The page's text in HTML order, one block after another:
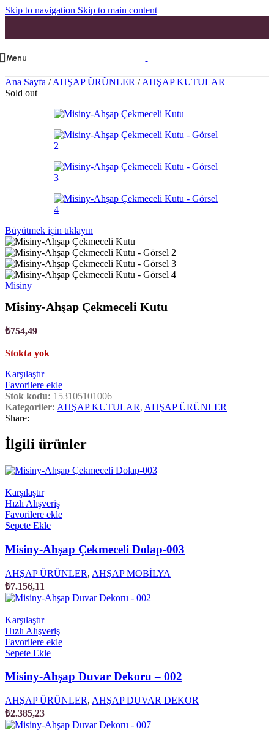
Skip to navigation Skip to main content
Menu
Ana Sayfa / AHŞAP ÜRÜNLER / AHŞAP KUTULAR
Sold out
Büyütmek için tıklayın
Misiny
Misiny-Ahşap Çekmeceli Kutu
₺754,49
Stokta yok
Karşılaştır
Favorilere ekle
Stok kodu: 153105101006
Kategoriler: AHŞAP KUTULAR, AHŞAP ÜRÜNLER
Share:
İlgili ürünler
Karşılaştır
Hızlı Alışveriş
Favorilere ekle
Sepete Ekle
Misiny-Ahşap Çekmeceli Dolap-003
AHŞAP ÜRÜNLER, AHŞAP MOBİLYA
₺7.156,11
Karşılaştır
Hızlı Alışveriş
Favorilere ekle
Sepete Ekle
Misiny-Ahşap Duvar Dekoru – 002
AHŞAP ÜRÜNLER, AHŞAP DUVAR DEKOR
₺2.385,23